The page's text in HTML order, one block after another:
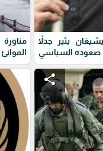
يثير جدلاً
صعوده السياسي
share